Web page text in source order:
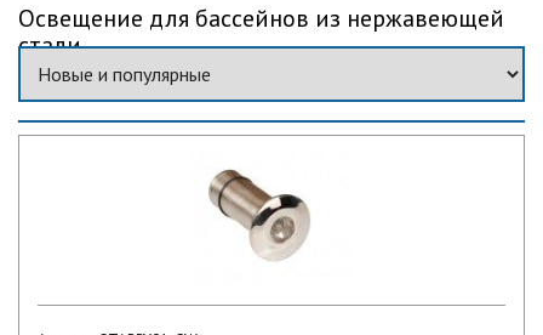
Освещение для бассейнов из нержавеющей
стали